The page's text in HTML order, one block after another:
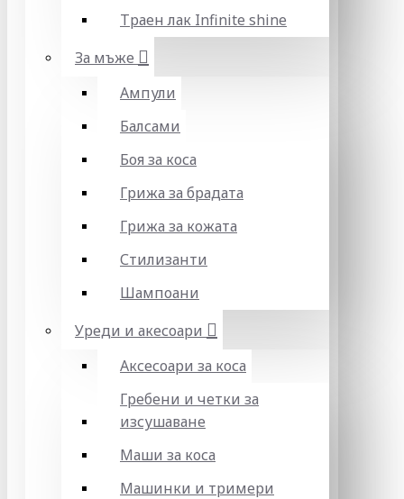
Траен лак Infinite shine
За мъже
Ампули
Балсами
Боя за коса
Грижа за брадата
Грижа за кожата
Стилизанти
Шампоани
Уреди и акесоари
Аксесоари за коса
Гребени и четки за
изсушаване
Маши за коса
Машинки и тримери